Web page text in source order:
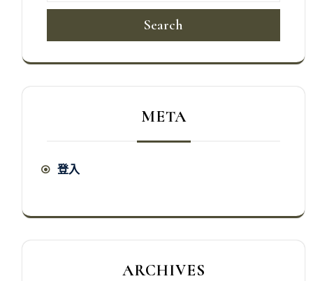
Search
META
登入
ARCHIVES